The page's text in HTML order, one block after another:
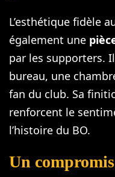
L’esthétique fidèle
également une
par les supporters.
bureau, une
fan du club. Sa
renforcent le
l’histoire du BO.
Un